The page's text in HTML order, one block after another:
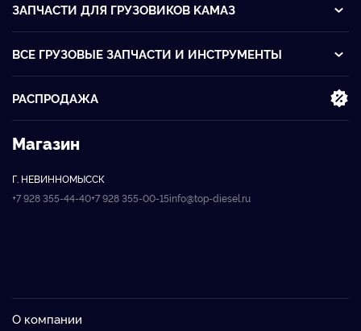
ЗАПЧАСТИ ДЛЯ ГРУЗОВИКОВ KАМАЗ
ВСЕ ГРУЗОВЫЕ ЗАПЧАСТИ И ИНСТРУМЕНТЫ
РАСПРОДАЖА
Магазин
Г. НЕВИННОМЫССК
+7 928 355-44-40+7 928 355-00-15info@top-diesel.ru
О компании